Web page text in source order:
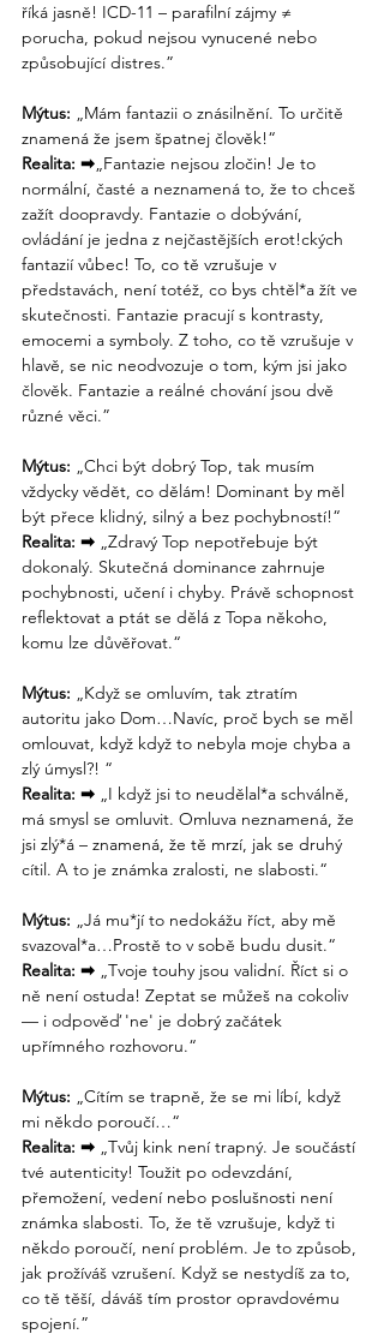
říká jasně! ICD-11 – parafilní zájmy ≠
porucha, pokud nejsou vynucené nebo
způsobující distres.”
Mýtus: „Mám fantazii o znásilnění. To určitě
znamená že jsem špatnej člověk!“
Realita: ➡„Fantazie nejsou zločin! Je to
normální, časté a neznamená to, že to chceš
zažít doopravdy. Fantazie o dobývání,
ovládání je jedna z nejčastějších erot!ckých
fantazií vůbec! To, co tě vzrušuje v
představách, není totéž, co bys chtěl*a žít ve
skutečnosti. Fantazie pracují s kontrasty,
emocemi a symboly. Z toho, co tě vzrušuje v
hlavě, se nic neodvozuje o tom, kým jsi jako
člověk. Fantazie a reálné chování jsou dvě
různé věci.”
Mýtus: „Chci být dobrý Top, tak musím
vždycky vědět, co dělám! Dominant by měl
být přece klidný, silný a bez pochybností!“
Realita: ➡ „Zdravý Top nepotřebuje být
dokonalý. Skutečná dominance zahrnuje
pochybnosti, učení i chyby. Právě schopnost
reflektovat a ptát se dělá z Topa někoho,
komu lze důvěřovat.“
Mýtus: „Když se omluvím, tak ztratím
autoritu jako Dom…Navíc, proč bych se měl
omlouvat, když když to nebyla moje chyba a
zlý úmysl?! “
Realita: ➡ „I když jsi to neudělal*a schválně,
má smysl se omluvit. Omluva neznamená, že
jsi zlý*á – znamená, že tě mrzí, jak se druhý
cítil. A to je známka zralosti, ne slabosti.“
Mýtus: „Já mu*jí to nedokážu říct, aby mě
svazoval*a…Prostě to v sobě budu dusit.“
Realita: ➡ „Tvoje touhy jsou validní. Říct si o
ně není ostuda! Zeptat se můžeš na cokoliv
— i odpověď 'ne' je dobrý začátek
upřímného rozhovoru.“
Mýtus: „Cítím se trapně, že se mi líbí, když
mi někdo poroučí…“
Realita: ➡ „Tvůj kink není trapný. Je součástí
tvé autenticity! Toužit po odevzdání,
přemožení, vedení nebo poslušnosti není
známka slabosti. To, že tě vzrušuje, když ti
někdo poroučí, není problém. Je to způsob,
jak prožíváš vzrušení. Když se nestydíš za to,
co tě těší, dáváš tím prostor opravdovému
spojení.”